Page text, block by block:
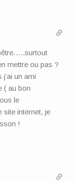
mettre ou pas ?
un ami
( au bon
le
site internet, je
!